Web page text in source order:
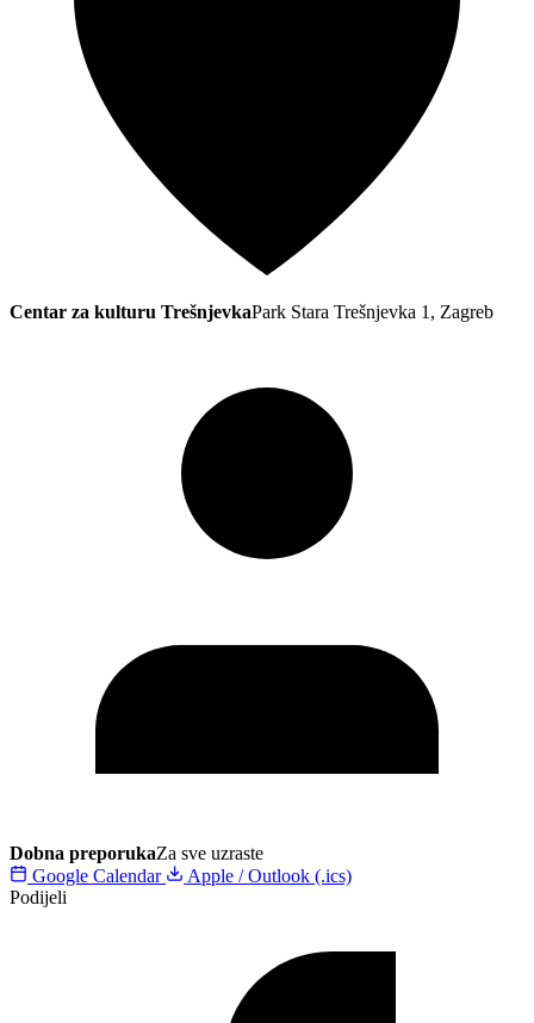
Centar za kulturu TrešnjevkaPark Stara Trešnjevka 1, Zagreb
Dobna preporukaZa sve uzraste
Google Calendar
Apple / Outlook (.ics)
Podijeli